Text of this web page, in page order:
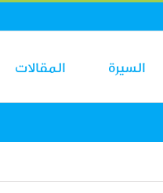
المقالات السيرة